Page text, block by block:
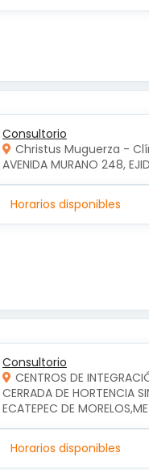
Consultorio
Christus Muguerza -
AVENIDA MURANO 248,
Horarios disponibles
Consultorio
CENTROS DE
CERRADA DE HORTENCIA
ECATEPEC DE
Horarios disponibles